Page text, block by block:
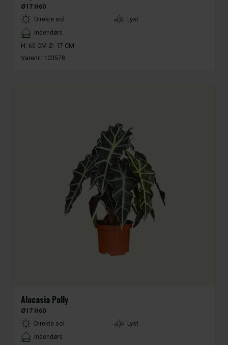
Ø17 H60
LightTypeDirekte sol
Lyst
Placement
Indendørs
H: 60 CM Ø: 17 CM
Varenr.: 103578
Alocasia Polly
Ø17 H60
LightTypeDirekte sol
Lyst
Placement
Indendørs